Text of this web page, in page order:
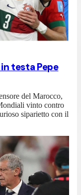
testa Pepe
del Marocco,
vinto contro
siparietto con il